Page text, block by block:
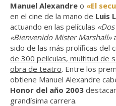
Manuel Alexandre o «El
en el cine de la mano de Luis
actuando en las películas
«Bienvenido Mister Marshall»
sido de las más prolíficas del
de 300 películas, multitud de
obra de teatro. Entre los
obtiene Manuel Alexandre
Honor del año 2003
grandísima carrera.